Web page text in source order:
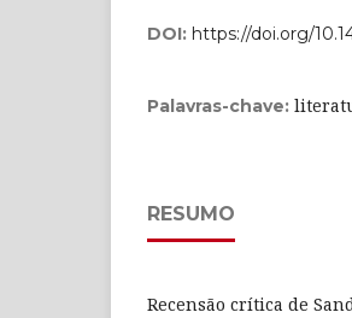
DOI: https://doi.org/
Palavras-chave:
RESUMO
Recensão crítica de